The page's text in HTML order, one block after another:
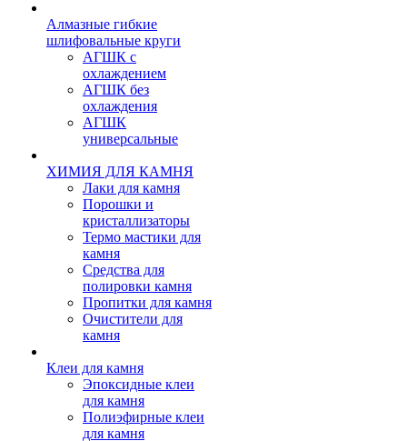
Алмазные гибкие
шлифовальные круги
АГШК с
охлаждением
АГШК без
охлаждения
АГШК
универсальные
ХИМИЯ ДЛЯ КАМНЯ
Лаки для камня
Порошки и
кристаллизаторы
Термо мастики для
камня
Средства для
полировки камня
Пропитки для камня
Очистители для
камня
Клеи для камня
Эпоксидные клеи
для камня
Полиэфирные клеи
для камня